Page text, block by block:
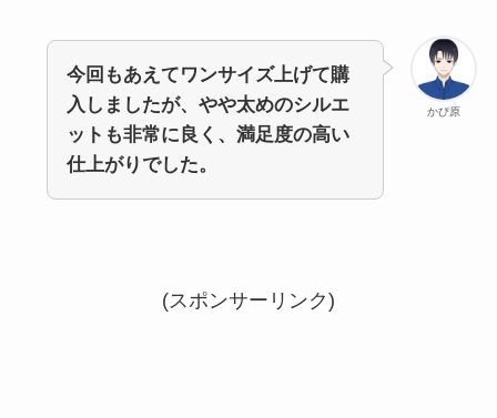
かぴ原
今回もあえてワンサイズ上げて購
入しましたが、やや太めのシルエ
ットも非常に良く、満足度の高い
仕上がりでした。
(スポンサーリンク)